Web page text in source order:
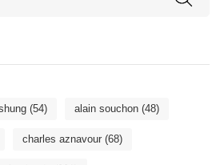
(54) alain souchon(48)
charles aznavour(68)